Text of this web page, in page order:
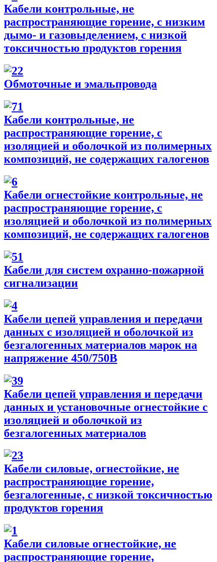
Кабели контрольные, не
распространяющие горение, с низким
дымо- и газовыделением, с низкой
токсичностью продуктов горения
Обмоточные и эмальпровода
Кабели контрольные, не
распространяющие горение, с
изоляцией и оболочкой из полимерных
композиций, не содержащих галогенов
Кабели огнестойкие контрольные, не
распространяющие горение, с
изоляцией и оболочкой из полимерных
композиций, не содержащих галогенов
Кабели для систем охранно-пожарной
сигнализации
Кабели цепей управления и передачи
данных с изоляцией и оболочкой из
безгалогенных материалов марок на
напряжение 450/750В
Кабели цепей управления и передачи
данных и установочные огнестойкие с
изоляцией и оболочкой из
безгалогенных материалов
Кабели силовые, огнестойкие, не
распространяющие горение,
безгалогенные, с низкой токсичностью
продуктов горения
Кабели силовые огнестойкие, не
распространяющие горение,